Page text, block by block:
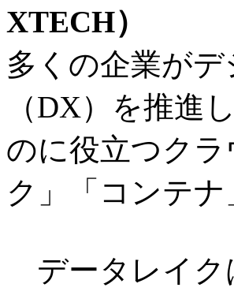
XTECH）
多くの企業が
（DX）を推進
のに役立つク
ク」「コンテ
データレイク